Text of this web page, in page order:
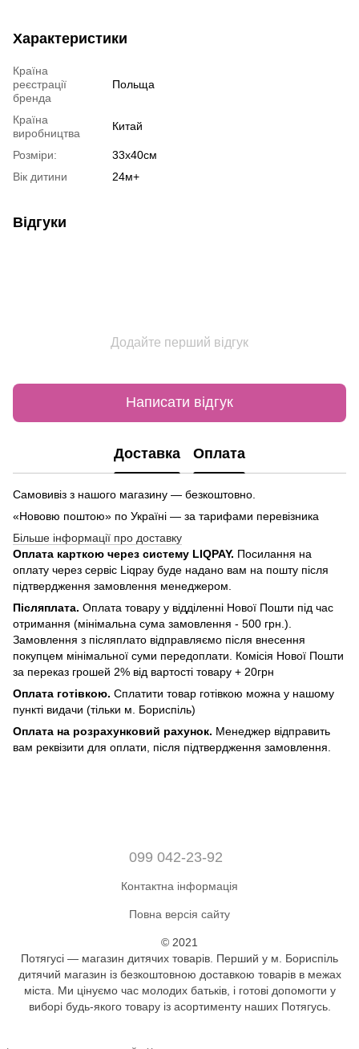
Характеристики
Країна
реєстрації
бренда
Польща
Країна
виробництва
Китай
Розміри:
33х40см
Вік дитини
24м+
Відгуки
Додайте перший відгук
Написати відгук
Доставка Оплата
Самовивіз з нашого магазину — безкоштовно.
«Нововю поштою» по Україні — за тарифами перевізника
Більше інформації про доставку
Оплата карткою через систему LIQPAY. Посилання на
оплату через сервіс Liqpay буде надано вам на пошту після
підтвердження замовлення менеджером.
Післяплата. Оплата товару у відділенні Нової Пошти під час
отримання (мінімальна сума замовлення - 500 грн.).
Замовлення з післяплато відправляємо після внесення
покупцем мінімальної суми передоплати. Комісія Нової Пошти
за переказ грошей 2% від вартості товару + 20грн
Оплата готівкою. Сплатити товар готівкою можна у нашому
пункті видачи (тільки м. Бориспіль)
Оплата на розрахунковий рахунок. Менеджер відправить
вам реквізити для оплати, після підтвердження замовлення.
099 042-23-92
Контактна інформація
Повна версія сайту
© 2021
Потягусі — магазин дитячих товарів. Перший у м. Бориспіль
дитячий магазин із безкоштовною доставкою товарів в межах
міста. Ми цінуємо час молодих батьків, і готові допомогти у
виборі будь-якого товару із асортименту наших Потягусь.